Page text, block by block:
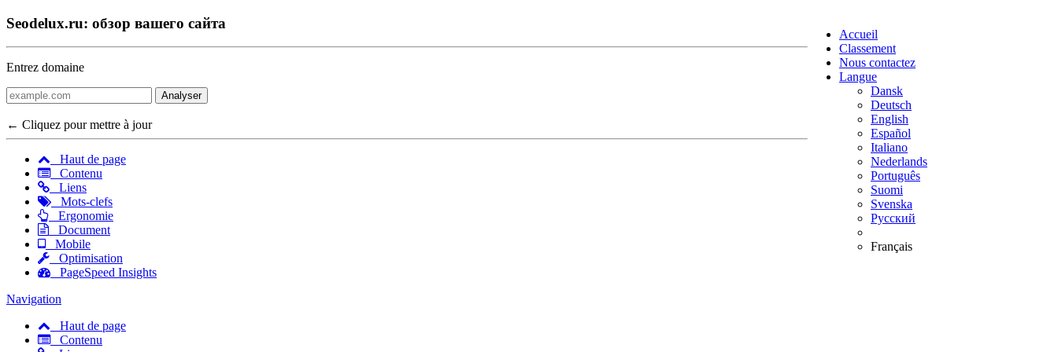
Accueil
Classement
Nous contactez
Langue
Dansk
Deutsch
English
Español
Italiano
Nederlands
Português
Suomi
Svenska
Русский
Français
Seodelux.ru: обзор вашего сайта
Entrez domaine
Analyser
← Cliquez pour mettre à jour
Haut de page
Contenu
Liens
Mots-clefs
Ergonomie
Document
Mobile
Optimisation
PageSpeed Insights
Navigation
Haut de page
Contenu